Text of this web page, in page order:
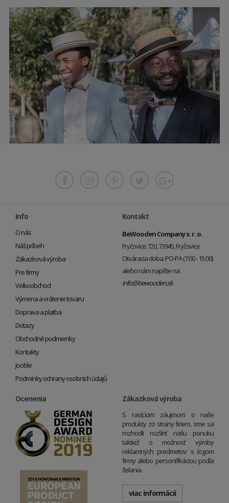
Info
O nás
Náš príbeh
Zákazková výroba
Pre firmy
Veľkoobchod
Výmena a vrátenie tovaru
Doprava a platba
Dotazy
Obchodné podmienky
Kontakty
Jooble
Podmínky ochrany osobních údajů
Kontakt
BeWooden Company s. r. o.
Fryčovice 720, 73945, Fryčovice
Otváracia doba: PO-PA (7:00 - 15:00)
alebo nám napíšte na:
info@bewooden.sk
Ocenenia Zákazková výroba
S rastúcim záujmom o naše
produkty zo strany firiem, sme sa
rozhodli rozšíriť našu ponuku
taktiež o možnosť výroby
reklamných predmetov s logom
firmy alebo personifikáciou podľa
želania.
viac informácií